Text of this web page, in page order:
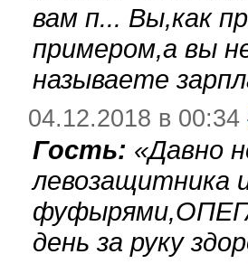
вам п... Вы,как
примером,а вы
называете
04.12.2018 в 00:34
Гость: «Давно
левозащитника
день за руку